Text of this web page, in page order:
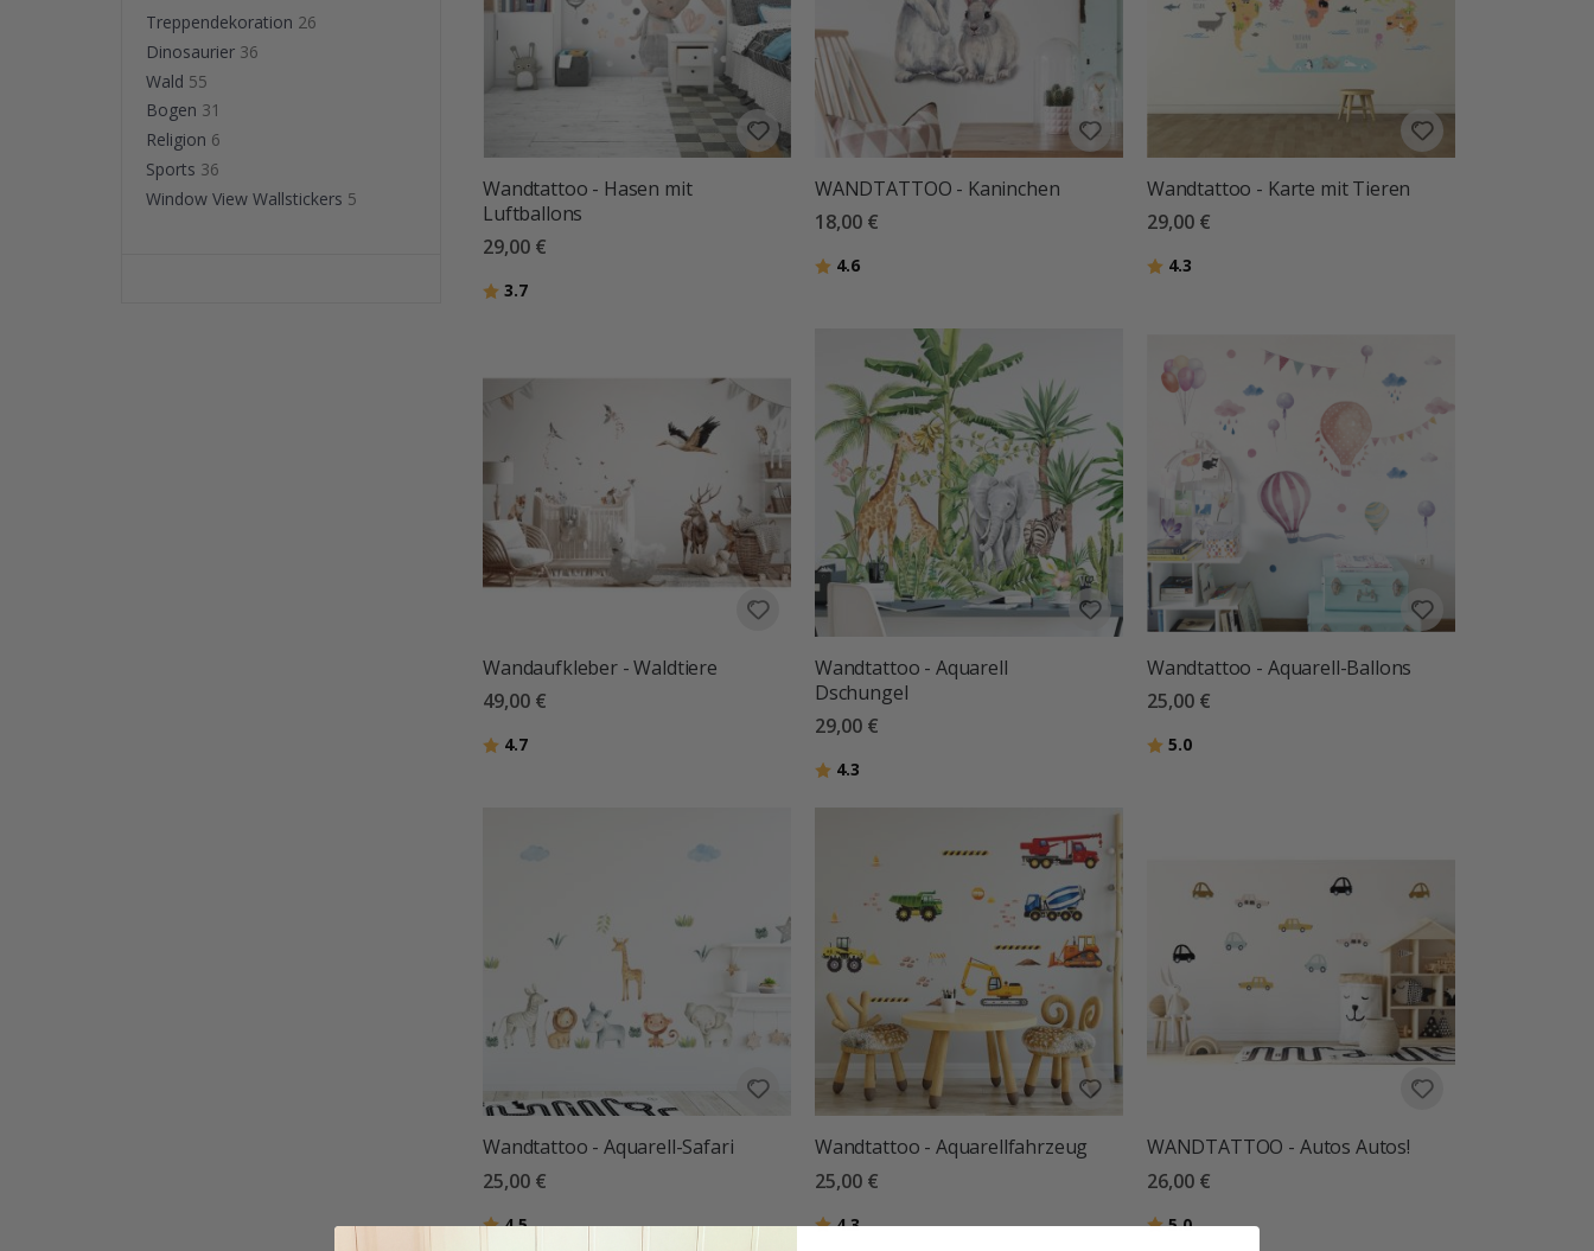
Wandtattoo - Hasen mit
Luftballons
29,00 €
Bewertung:
3.7
WANDTATTOO - Kaninchen
18,00 €
Bewertung:
4.6von 5 Sternen
Wandtattoo - Karte mit Tieren
29,00 €
Bewertung:
4.3
Wandaufkleber - Waldtiere
49,00 €
Bewertung:
4.7
Wandtattoo - Aquarell
Dschungel
29,00 €
Bewertung:
4.3
Wandtattoo - Aquarell-Ballons
25,00 €
Bewertung:
5.0von 5 Sternen
Wandtattoo - Aquarell-Safari
25,00 €
Bewertung:
4.5von 5 Sternen
Wandtattoo - Aquarellfahrzeug
25,00 €
Bewertung:
4.3von 5 Sternen
WANDTATTOO - Autos Autos!
26,00 €
Bewertung:
5.0von 5 Sternen
Treppendekoration 26
Dinosaurier 36
Wald 55
Bogen 31
Religion 6
Sports 36
Window View Wallstickers 5